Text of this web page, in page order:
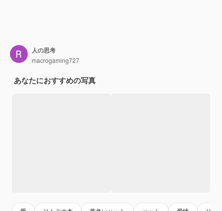
人の思考
macrogaming727
あなたにおすすめの写真